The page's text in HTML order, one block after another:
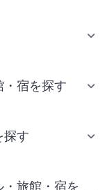
・宿を探す
探す
旅館・宿を